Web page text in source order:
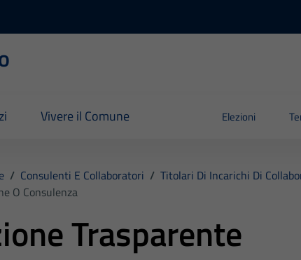
Vivere il Comune Elezioni
/ Consulenti E Collaboratori / Titolari Di Incarichi Di
O Consulenza
Trasparente